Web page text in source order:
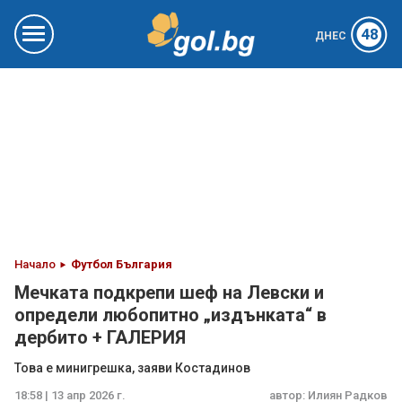
ДНЕС 48
Начало Футбол България
Мечката подкрепи шеф на Левски и
определи любопитно „издънката“ в
дербито + ГАЛЕРИЯ
Това е минигрешка, заяви Костадинов
18:58 | 13 апр 2026 г. автор: Илиян Радков